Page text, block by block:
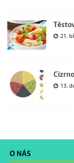
21.
13.
O NÁS